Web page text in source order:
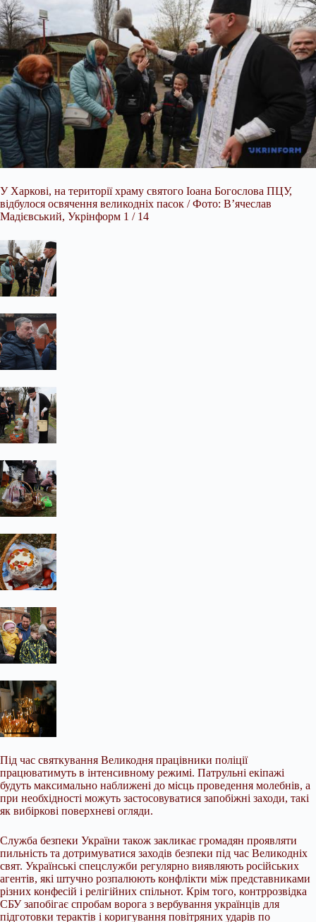
У Харкові, на території храму святого Іоана Богослова ПЦУ,
відбулося освячення великодніх пасок / Фото: В’ячеслав
Мадієвський, Укрінформ 1 / 14
Під час святкування Великодня працівники поліції
працюватимуть в інтенсивному режимі. Патрульні екіпажі
будуть максимально наближені до місць проведення молебнів, а
при необхідності можуть застосовуватися запобіжні заходи, такі
як вибіркові поверхневі огляди.
Служба безпеки України також закликає громадян проявляти
пильність та дотримуватися заходів безпеки під час Великодніх
свят. Українські спецслужби регулярно виявляють російських
агентів, які штучно розпалюють конфлікти між представниками
різних конфесій і релігійних спільнот. Крім того, контррозвідка
СБУ запобігає спробам ворога з вербування українців для
підготовки терактів і коригування повітряних ударів по